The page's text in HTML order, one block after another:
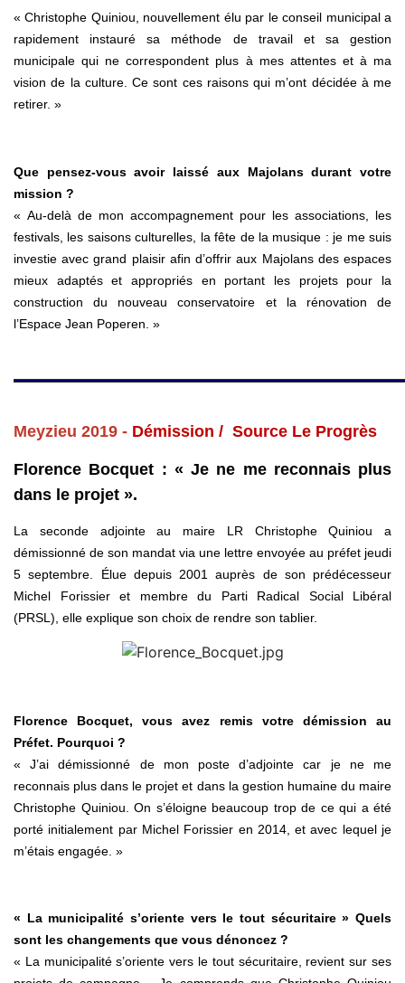
« Christophe Quiniou, nouvellement élu par le conseil municipal a
rapidement instauré sa méthode de travail et sa gestion
municipale qui ne correspondent plus à mes attentes et à ma
vision de la culture. Ce sont ces raisons qui m’ont décidée à me
retirer. »
Que pensez-vous avoir laissé aux Majolans durant votre
mission ?
« Au-delà de mon accompagnement pour les associations, les
festivals, les saisons culturelles, la fête de la musique : je me suis
investie avec grand plaisir afin d’offrir aux Majolans des espaces
mieux adaptés et appropriés en portant les projets pour la
construction du nouveau conservatoire et la rénovation de
l’Espace Jean Poperen. »
Meyzieu 2019 - Démission / Source Le Progrès
Florence Bocquet : « Je ne me reconnais plus
dans le projet ».
La seconde adjointe au maire LR Christophe Quiniou a
démissionné de son mandat via une lettre envoyée au préfet jeudi
5 septembre. Élue depuis 2001 auprès de son prédécesseur
Michel Forissier et membre du Parti Radical Social Libéral
(PRSL), elle explique son choix de rendre son tablier.
Florence Bocquet, vous avez remis votre démission au
Préfet. Pourquoi ?
« J’ai démissionné de mon poste d’adjointe car je ne me
reconnais plus dans le projet et dans la gestion humaine du maire
Christophe Quiniou. On s’éloigne beaucoup trop de ce qui a été
porté initialement par Michel Forissier en 2014, et avec lequel je
m’étais engagée. »
« La municipalité s’oriente vers le tout sécuritaire » Quels
sont les changements que vous dénoncez ?
« La municipalité s’oriente vers le tout sécuritaire, revient sur ses